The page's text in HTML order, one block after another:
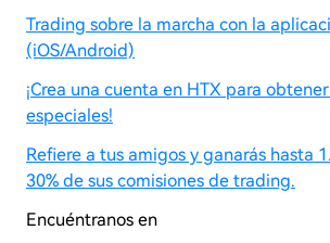
Trading sobre la marcha con la
(iOS/Android)
¡Crea una cuenta en HTX para
especiales!
Refiere a tus amigos y ganarás hasta
30% de sus comisiones de trading.
Encuéntranos en